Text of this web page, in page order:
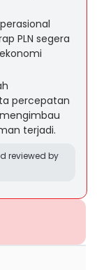
PLN segera
percepatan
terjadi.
reviewed by